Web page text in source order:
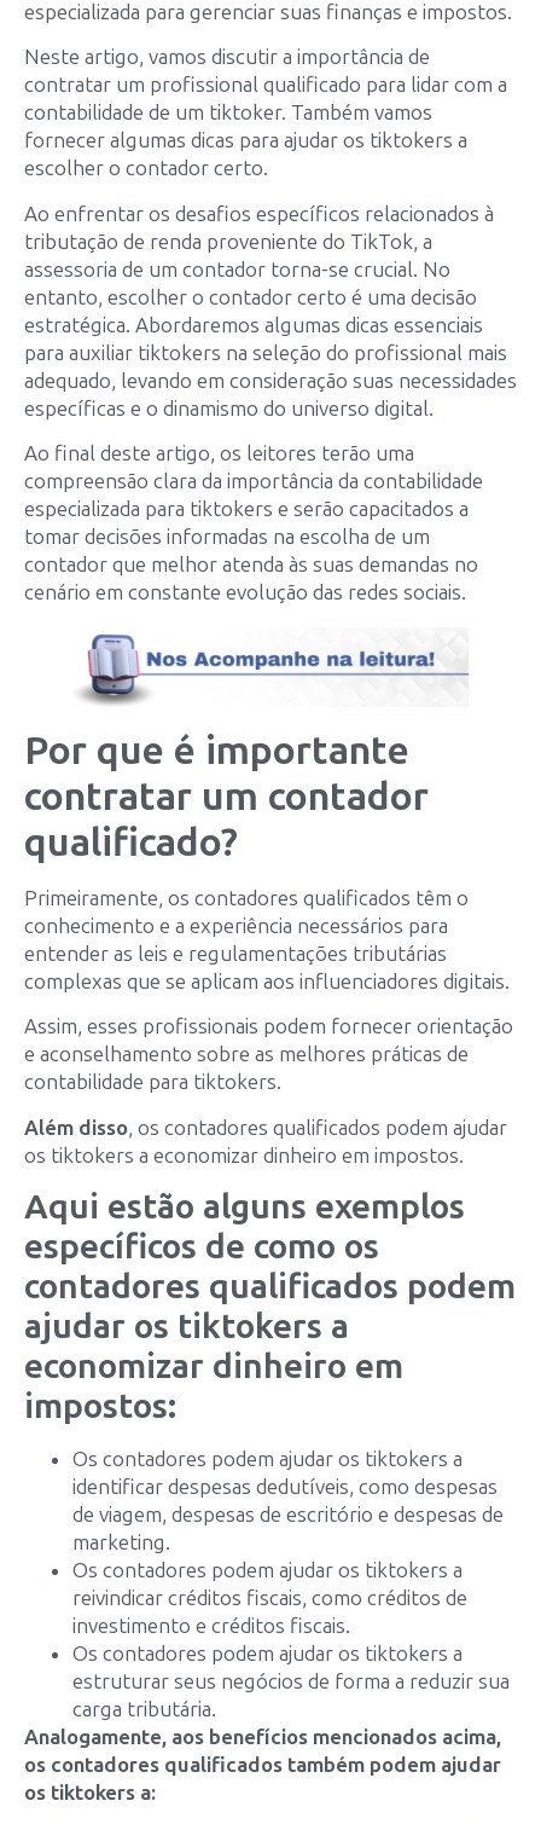
especializada para gerenciar suas finanças e impostos.
Neste artigo, vamos discutir a importância de
contratar um profissional qualificado para lidar com a
contabilidade de um tiktoker. Também vamos
fornecer algumas dicas para ajudar os tiktokers a
escolher o contador certo.
Ao enfrentar os desafios específicos relacionados à
tributação de renda proveniente do TikTok, a
assessoria de um contador torna-se crucial. No
entanto, escolher o contador certo é uma decisão
estratégica. Abordaremos algumas dicas essenciais
para auxiliar tiktokers na seleção do profissional mais
adequado, levando em consideração suas necessidades
específicas e o dinamismo do universo digital.
Ao final deste artigo, os leitores terão uma
compreensão clara da importância da contabilidade
especializada para tiktokers e serão capacitados a
tomar decisões informadas na escolha de um
contador que melhor atenda às suas demandas no
cenário em constante evolução das redes sociais.
Por que é importante
contratar um contador
qualificado?
Primeiramente, os contadores qualificados têm o
conhecimento e a experiência necessários para
entender as leis e regulamentações tributárias
complexas que se aplicam aos influenciadores digitais.
Assim, esses profissionais podem fornecer orientação
e aconselhamento sobre as melhores práticas de
contabilidade para tiktokers.
Além disso, os contadores qualificados podem ajudar
os tiktokers a economizar dinheiro em impostos.
Aqui estão alguns exemplos
específicos de como os
contadores qualificados podem
ajudar os tiktokers a
economizar dinheiro em
impostos:
Os contadores podem ajudar os tiktokers a
identificar despesas dedutíveis, como despesas
de viagem, despesas de escritório e despesas de
marketing.
Os contadores podem ajudar os tiktokers a
reivindicar créditos fiscais, como créditos de
investimento e créditos fiscais.
Os contadores podem ajudar os tiktokers a
estruturar seus negócios de forma a reduzir sua
carga tributária.
Analogamente, aos benefícios mencionados acima,
os contadores qualificados também podem ajudar
os tiktokers a: